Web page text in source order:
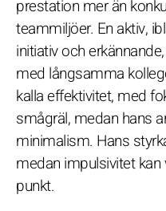
prestation mer än
teammiljöer. En aktiv,
initiativ och
med långsamma
kalla effektivitet, med
smågräl, medan hans
minimalism. Hans
medan impulsivitet
punkt.